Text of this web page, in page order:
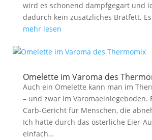
wird es schonend dampfgegart und
dadurch kein zusätzliches Bratfett.
mehr lesen
Omelette im Varoma des
Auch ein Omelette kann man im
– und zwar im Varomaeinlegeboden.
Carb-Gericht für Menschen, die
Ich hatte durch das österliche Eier-
einfach…